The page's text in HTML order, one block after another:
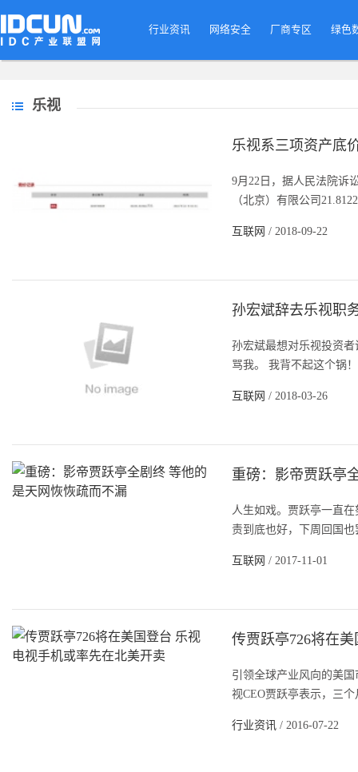
行业资讯 网络安全 厂商专区 绿色
乐视
乐视系三项资产底
9月22日，据人民法院诉
（北京）有限公司
互联网 / 2018-09-22
孙宏斌辞去乐视职
孙宏斌最想对乐视投资
骂我。 我背不起这个锅
互联网 / 2018-03-26
重磅：影帝贾跃亭
人生如戏。贾跃亭一直
责到底也好，下周回国
互联网 / 2017-11-01
传贾跃亭726将在
引领全球产业风向的美
视CEO贾跃亭表示，三
行业资讯 / 2016-07-22